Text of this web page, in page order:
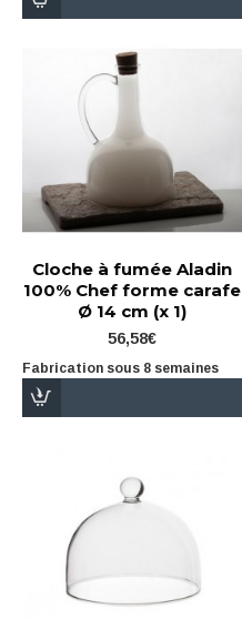
Cloche à fumée Aladin
100% Chef forme carafe
Ø 14 cm (x 1)
56,58€
Fabrication sous 8 semaines